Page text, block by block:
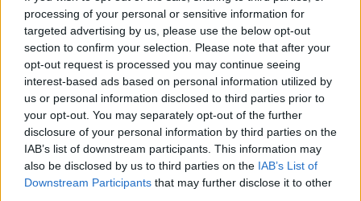
processing of your personal or sensitive information for
targeted advertising by us, please use the below opt-out
section to confirm your selection. Please note that after your
opt-out request is processed you may continue seeing
interest-based ads based on personal information utilized by
us or personal information disclosed to third parties prior to
your opt-out. You may separately opt-out of the further
disclosure of your personal information by third parties on the
IAB’s list of downstream participants. This information may
also be disclosed by us to third parties on the IAB’s List of
Downstream Participants that may further disclose it to other